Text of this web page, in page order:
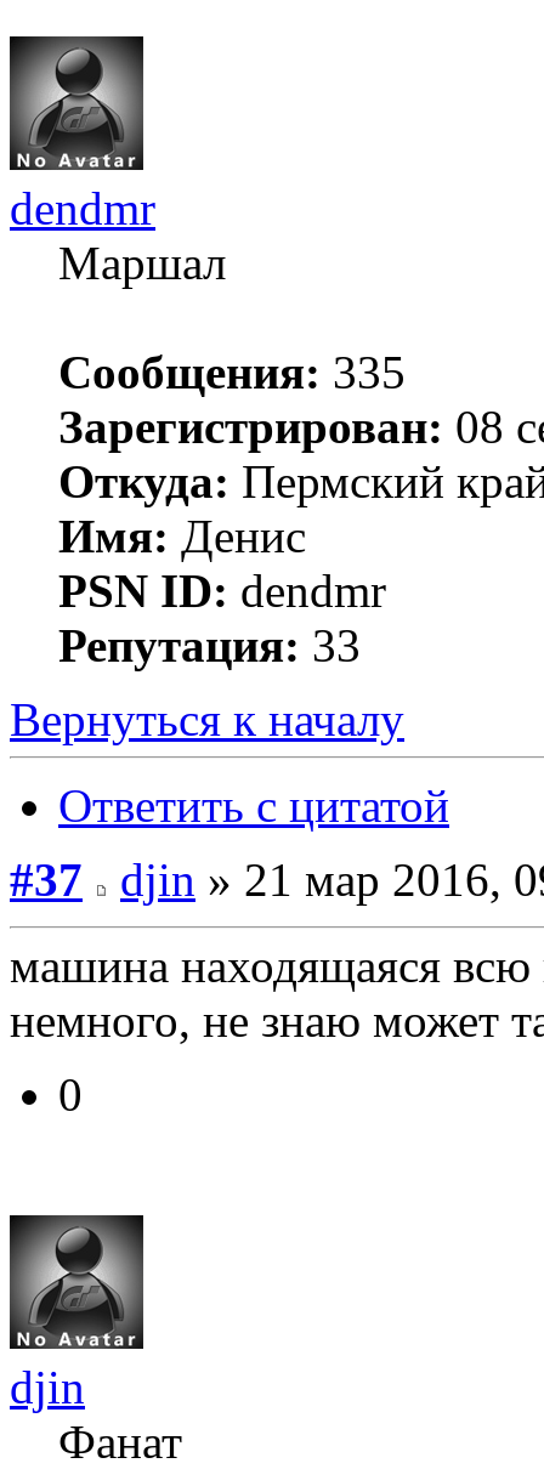
dendmr
Маршал
Сообщения: 335
Зарегистрирован: 08
Откуда: Пермский
Имя: Денис
PSN ID: dendmr
Репутация: 33
Вернуться к началу
Ответить с цитатой
#37
djin » 21 мар 2016,
машина находящаяся всю
немного, не знаю может
0
djin
Фанат